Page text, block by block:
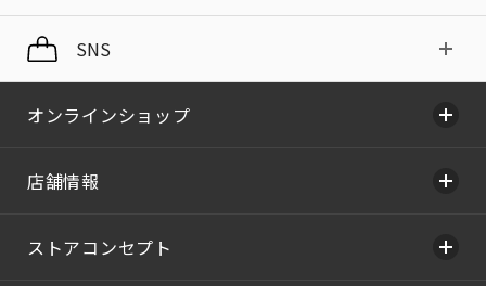
SNS
オンラインショップ
店舗情報
ストアコンセプト